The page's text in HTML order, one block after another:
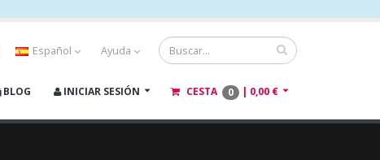
Español Ayuda
BLOG INICIAR SESIÓN CESTA 0 | 0,00 €